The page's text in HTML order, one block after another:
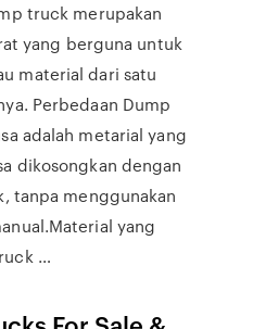
truck merupakan
yang berguna untuk
material dari satu
Perbedaan Dump
adalah metarial yang
dikosongkan dengan
tanpa menggunakan
yang
…